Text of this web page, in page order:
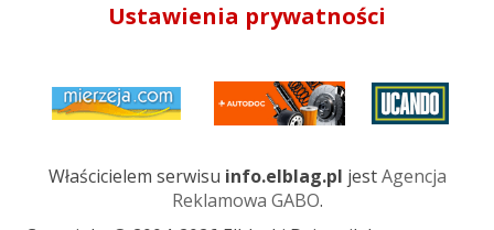
Ustawienia prywatności
Właścicielem serwisu info.elblag.pl jestAgencja
Reklamowa GABO.